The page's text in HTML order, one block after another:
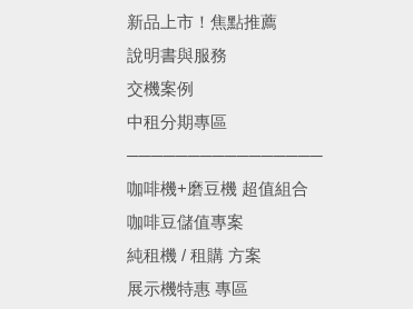
新品上市！焦點推薦
說明書與服務
交機案例
中租分期專區
────────────────
咖啡機+磨豆機 超值組合
咖啡豆儲值專案
純租機 / 租購 方案
展示機特惠 專區